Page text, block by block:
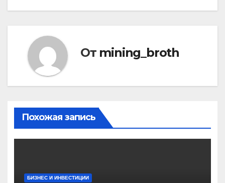
От mining_broth
Похожая запись
БИЗНЕС И ИНВЕСТИЦИИ